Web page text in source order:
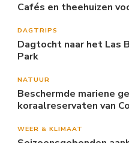
Cafés en theehuizen
DAGTRIPS
Dagtocht naar het Las
Park
NATUUR
Beschermde mariene
koraalreservaten van
WEER & KLIMAAT